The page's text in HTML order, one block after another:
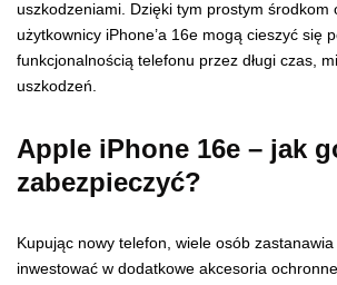
uszkodzeniami. Dzięki tym prostym środkom
użytkownicy iPhone’a 16e mogą cieszyć się
funkcjonalnością telefonu przez długi czas,
uszkodzeń.
Apple iPhone 16e – jak
zabezpieczyć?
Kupując nowy telefon, wiele osób
inwestować w dodatkowe akcesoria